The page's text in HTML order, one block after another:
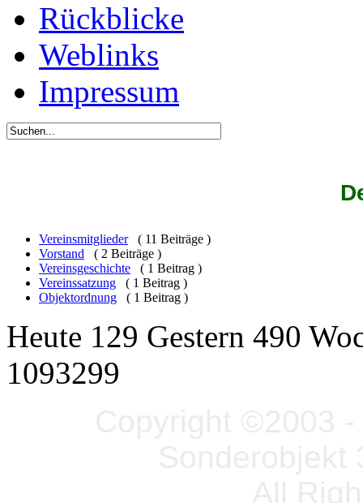
Rückblicke
Weblinks
Impressum
Vereinsmitglieder
( 11 Beiträge )
Vorstand
( 2 Beiträge )
Vereinsgeschichte
( 1 Beitrag )
Vereinssatzung
( 1 Beitrag )
Objektordnung
( 1 Beitrag )
Heute 129 Gestern 490
1093299